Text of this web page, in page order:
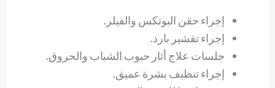
إجراء حقن البوتكس والفيلر.
إجراء تقشير بارد.
جلسات علاج أثار حبوب الشباب والحروق.
إجراء تنظيف بشرة عميق.